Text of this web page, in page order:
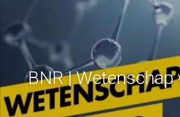
BNR | Wetenschap